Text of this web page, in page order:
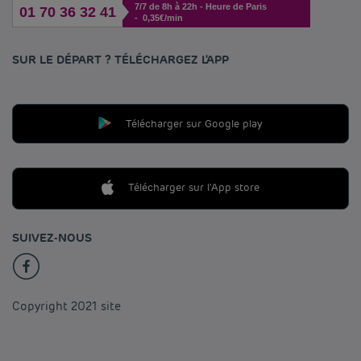
01 70 36 32 41
7/7 de 8h à 22h - Heure de Paris
- 0,35€/min
SUR LE DÉPART ? TÉLÉCHARGEZ L'APP
Télécharger sur Google play
Télécharger sur l'App store
SUIVEZ-NOUS
Copyright 2021 site